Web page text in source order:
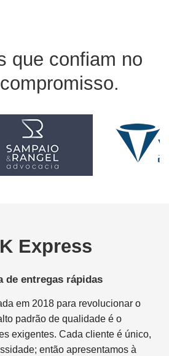
que confiam no
Express
de entregas rápidas
em 2018 para revolucionar o
padrão de qualidade é o
exigentes. Cada cliente é único,
então apresentamos à